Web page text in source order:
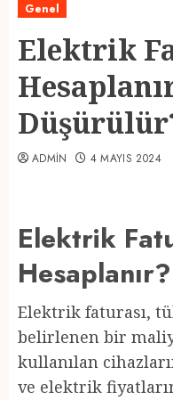
Genel
Elektrik
ADMIN 4 MAYIS 2024
Elektrik
Hesaplanır?
Elektrik faturası,
belirlenen bir
kullanılan
ve elektrik